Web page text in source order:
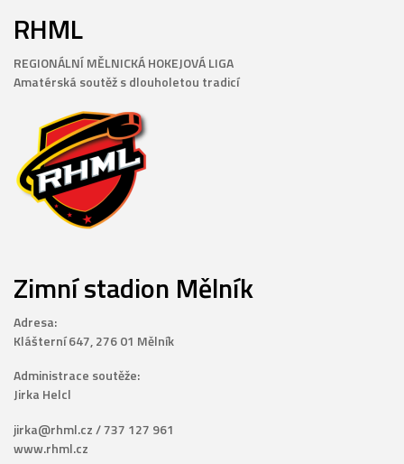
RHML
REGIONÁLNÍ MĚLNICKÁ HOKEJOVÁ LIGA
Amatérská soutěž s dlouholetou tradicí
Zimní stadion Mělník
Adresa:
Klášterní 647, 276 01 Mělník
Administrace soutěže:
Jirka Helcl
jirka@rhml.cz / 737 127 961
www.rhml.cz